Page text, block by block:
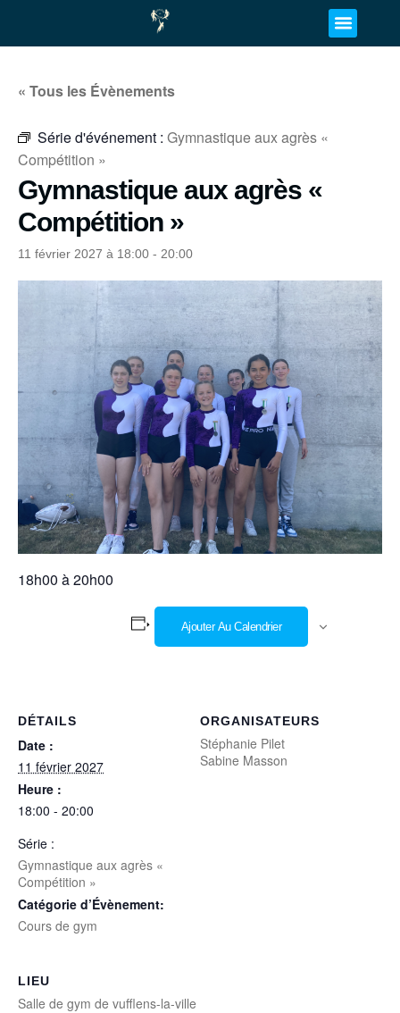
« Tous les Évènements
Série d'événement : Gymnastique aux agrès «
Compétition »
Gymnastique aux agrès «
Compétition »
11 février 2027 à 18:00 - 20:00
18h00 à 20h00
Ajouter Au Calendrier
DÉTAILS
Date :
11 février 2027
Heure :
18:00 - 20:00
Série :
Gymnastique aux agrès «
Compétition »
Catégorie d’Évènement:
Cours de gym
ORGANISATEURS
Stéphanie Pilet
Sabine Masson
LIEU
Salle de gym de vufflens-la-ville